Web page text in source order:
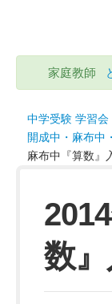
お問合せ
家庭教師
中学受験 学習会
開成中・麻布中
麻布中『算数』
数